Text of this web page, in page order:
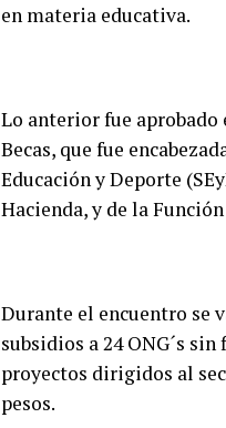
en materia educativa.
Lo anterior fue aprobado
Becas, que fue
Educación y Deporte
Hacienda, y de la
Durante el encuentro se
subsidios a 24 ONG´s
proyectos dirigidos al
pesos.